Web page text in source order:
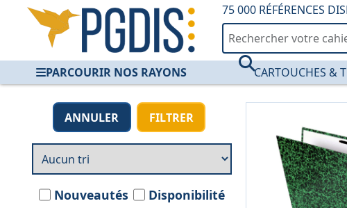
75 000 RÉFÉRENCES
PARCOURIR NOS RAYONS CARTOUCHES &
Activités Artistiques —
ANNULER FILTRER
Nouveautés
Disponibilité